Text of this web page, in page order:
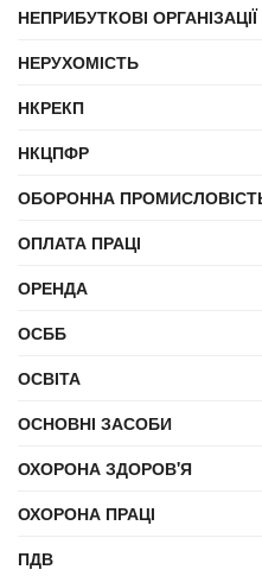
НЕПРИБУТКОВІ ОРГАНІЗАЦІЇ
НЕРУХОМІСТЬ
НКРЕКП
НКЦПФР
ОБОРОННА
ОПЛАТА ПРАЦІ
ОРЕНДА
ОСББ
ОСВІТА
ОСНОВНІ ЗАСОБИ
ОХОРОНА ЗДОРОВ'Я
ОХОРОНА ПРАЦІ
ПДВ